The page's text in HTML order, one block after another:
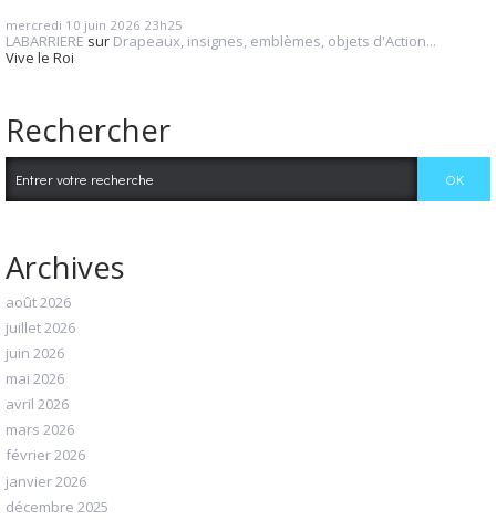
mercredi 10 juin 2026 23h25
LABARRIERE sur Drapeaux, insignes, emblèmes, objets d'Action...
Vive le Roi
Rechercher
Archives
août 2026
juillet 2026
juin 2026
mai 2026
avril 2026
mars 2026
février 2026
janvier 2026
décembre 2025